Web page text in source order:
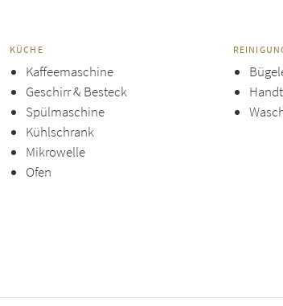
KÜCHE
Kaffeemaschine
Geschirr & Besteck
Spülmaschine
Kühlschrank
Mikrowelle
Ofen